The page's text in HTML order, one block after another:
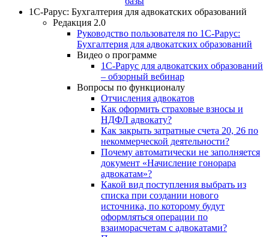
1С-Рарус: Бухгалтерия для адвокатских образований
Редакция 2.0
Руководство пользователя по 1С-Рарус:
Бухгалтерия для адвокатских образований
Видео о программе
1С-Рарус для адвокатских образований
– обзорный вебинар
Вопросы по функционалу
Отчисления адвокатов
Как оформить страховые взносы и
НДФЛ адвокату?
Как закрыть затратные счета 20, 26 по
некоммерческой деятельности?
Почему автоматически не заполняется
документ «Начисление гонорара
адвокатам»?
Какой вид поступления выбрать из
списка при создании нового
источника, по которому будут
оформляться операции по
взаиморасчетам с адвокатами?